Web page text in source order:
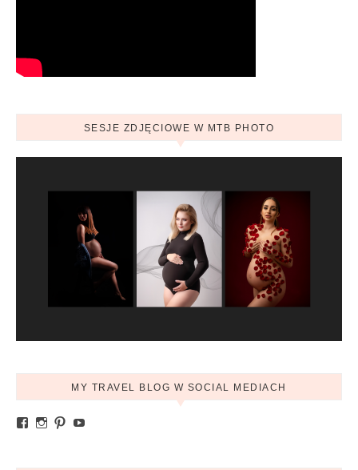
SESJE ZDJĘCIOWE W MTB PHOTO
MY TRAVEL BLOG W SOCIAL MEDIACH
Zobacz profil Ania.mytravelblog na Facebook
Zobacz profil mytravelblog.com.pl na Instagram
Pinterest
YouTube